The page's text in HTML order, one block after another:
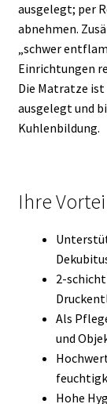
ausgelegt; per
abnehmen.
„schwer
Einrichtungen
Die Matratze
ausgelegt und
Kuhlenbildung.
Ihre
2-
Als
und
Hohe